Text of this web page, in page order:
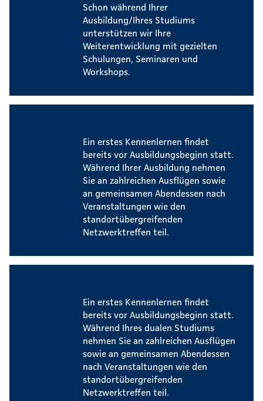
Schon während Ihrer
Ausbildung/Ihres Studiums
unterstützen wir Ihre
Weiterentwicklung mit gezielten
Schulungen, Seminaren und
Workshops.
Ein erstes Kennenlernen findet
bereits vor Ausbildungsbeginn statt.
Während Ihrer Ausbildung nehmen
Sie an zahlreichen Ausflügen sowie
an gemeinsamen Abendessen nach
Veranstaltungen wie den
standortübergreifenden
Netzwerktreffen teil.
Ein erstes Kennenlernen findet
bereits vor Ausbildungsbeginn statt.
Während Ihres dualen Studiums
nehmen Sie an zahlreichen Ausflügen
sowie an gemeinsamen Abendessen
nach Veranstaltungen wie den
standortübergreifenden
Netzwerktreffen teil.